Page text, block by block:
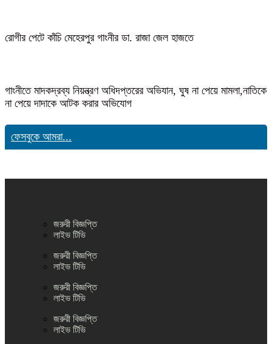
রোগীর পেটে কাঁচি মেহেরপুর গাংনীর ডা. রাজা জেল হাজতে
গাংনীতে মাদকদ্রব্য নিয়ন্ত্রণ অধিদপ্তরের অভিযান, ঘুষ না পেয়ে মামলা,নাতিকে
না পেয়ে দাদাকে আটক করার অভিযোগ
ফেসবুকে আমরা...
জরুরী বিজ্ঞপ্তি
লাইভ টিভি
জরুরী বিজ্ঞপ্তি
লাইভ টিভি
জরুরী বিজ্ঞপ্তি
লাইভ টিভি
জরুরী বিজ্ঞপ্তি
লাইভ টিভি